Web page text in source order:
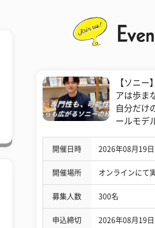
【ソニー
アは歩ま
自分だけ
ールモデ
開催日時 2026年08月19
開催場所 オンラインにて
募集人数 300名
申込締切 2026年08月19